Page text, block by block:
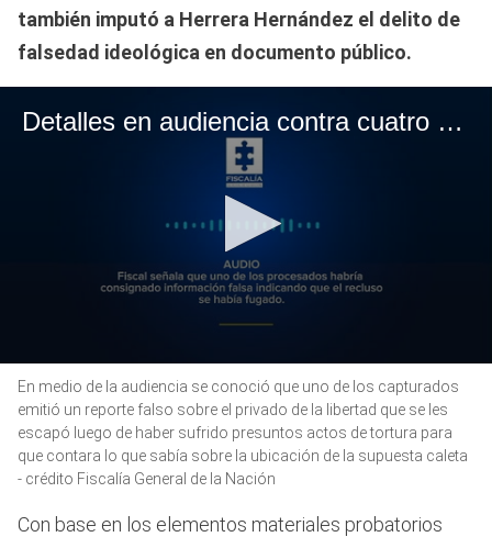
también imputó a Herrera Hernández el delito de
falsedad ideológica en documento público.
Detalles en audiencia contra cuatro uniformados que habrían torturado a un privado de la libertad: todo por una presunta caleta - parte 1
seconds
seconds
En medio de la audiencia se conoció que uno de los capturados
emitió un reporte falso sobre el privado de la libertad que se les
escapó luego de haber sufrido presuntos actos de tortura para
que contara lo que sabía sobre la ubicación de la supuesta caleta
- crédito Fiscalía General de la Nación
Con base en los elementos materiales probatorios